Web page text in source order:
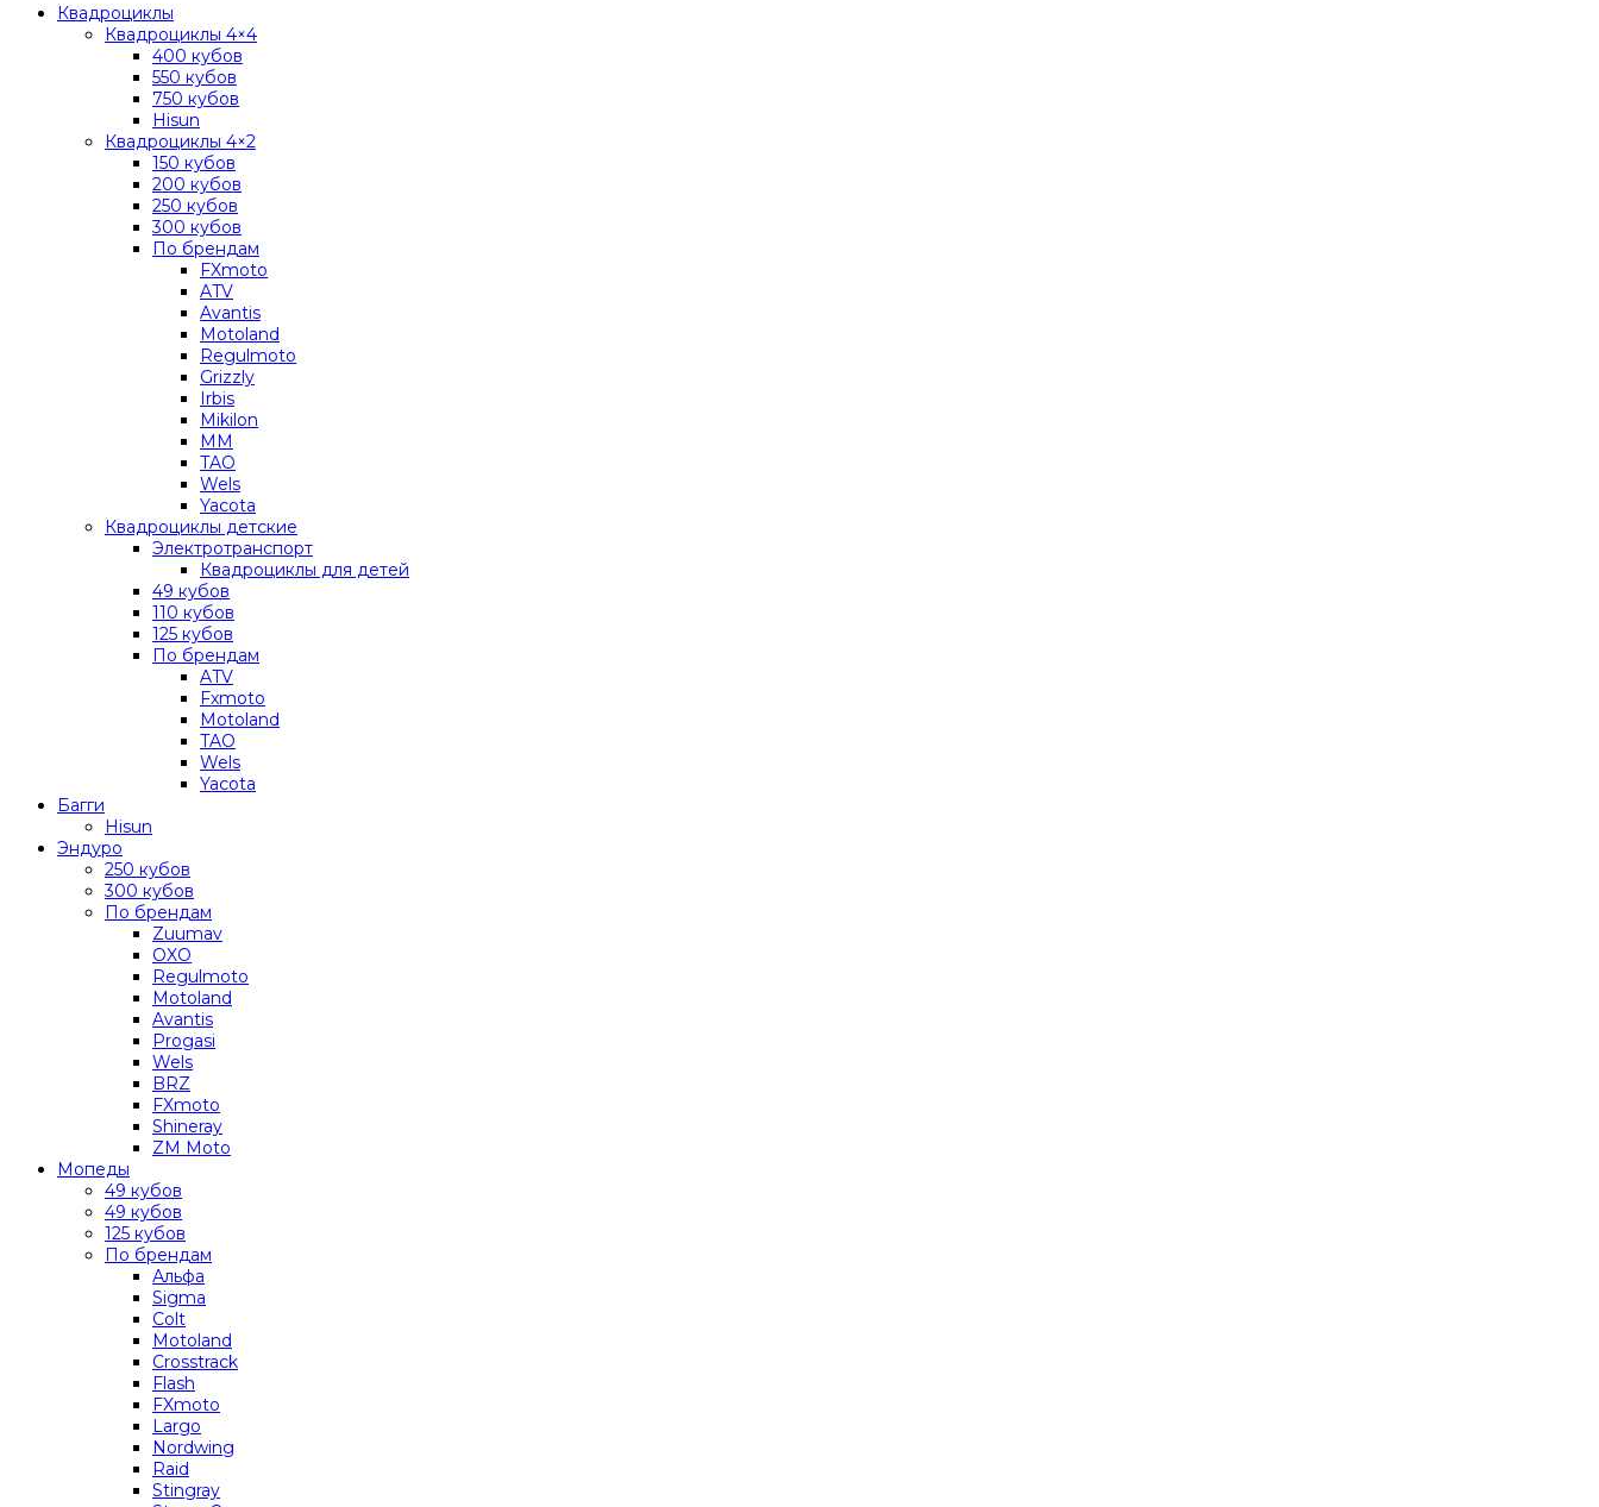
Квадроциклы
Квадроциклы 4×4
400 кубов
550 кубов
750 кубов
Hisun
Квадроциклы 4×2
150 кубов
200 кубов
250 кубов
300 кубов
По брендам
FXmoto
ATV
Avantis
Motoland
Regulmoto
Grizzly
Irbis
Mikilon
MM
TAO
Wels
Yacota
Квадроциклы детские
Электротранспорт
Квадроциклы для детей
49 кубов
110 кубов
125 кубов
По брендам
ATV
Fxmoto
Motoland
TAO
Wels
Yacota
Багги
Hisun
Эндуро
250 кубов
300 кубов
По брендам
Zuumav
OXO
Regulmoto
Motoland
Avantis
Progasi
Wels
BRZ
FXmoto
Shineray
ZM Moto
Мопеды
49 кубов
49 кубов
125 кубов
По брендам
Альфа
Sigma
Colt
Motoland
Crosstrack
Flash
FXmoto
Largo
Nordwing
Raid
Stingray